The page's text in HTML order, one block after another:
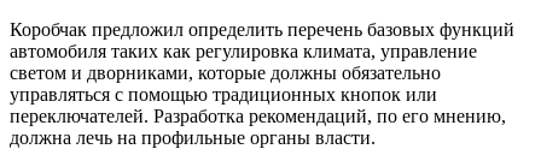
Коробчак предложил определить перечень базовых функций
автомобиля таких как регулировка климата, управление
светом и дворниками, которые должны обязательно
управляться с помощью традиционных кнопок или
переключателей. Разработка рекомендаций, по его мнению,
должна лечь на профильные органы власти.